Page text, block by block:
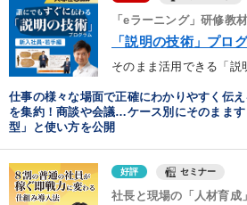
「eラーニング」研修教材
「説明の技術」プロ
そのまま活用できる「説
仕事の様々な場面で正確にわかりやすく伝え
を集約！商談や会議…ケース別にそのまま
型」と使い方を公開
好評 セミナー
社長と現場の「人材育成